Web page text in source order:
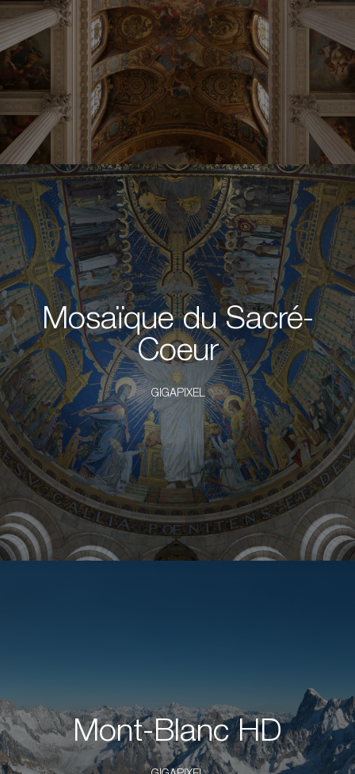
Mosaïque du Sacré-
Coeur
GIGAPIXEL
Mont-Blanc HD